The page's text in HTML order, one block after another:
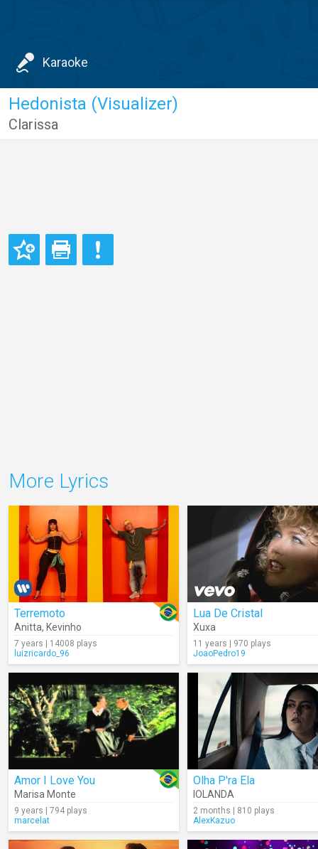
Karaoke
Hedonista (Visualizer)
Clarissa
More Lyrics
Terremoto
Anitta, Kevinho
7 years | 14008 plays
luizricardo_96
Lua De Cristal
Xuxa
11 years | 970 plays
JoaoPedro19
Amor I Love You
Marisa Monte
9 years | 794 plays
marcelat
Olha P'ra Ela
IOLANDA
2 months | 810 plays
AlexKazuo